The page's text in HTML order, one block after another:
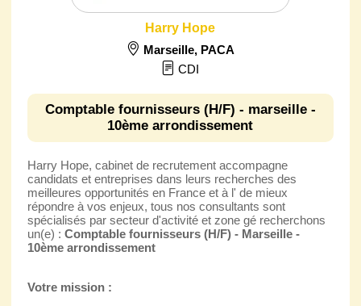
Harry Hope
Marseille, PACA
CDI
Comptable fournisseurs (H/F) - marseille -
10ème arrondissement
Harry Hope, cabinet de recrutement accompagne
candidats et entreprises dans leurs recherches des
meilleures opportunités en France et à l' de mieux
répondre à vos enjeux, tous nos consultants sont
spécialisés par secteur d'activité et zone gé recherchons
un(e) : Comptable fournisseurs (H/F) - Marseille -
10ème arrondissement
Votre mission :